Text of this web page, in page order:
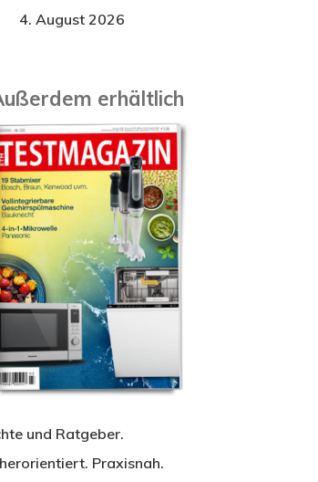
4. August 2026
erhältlich
und Ratgeber.
Praxisnah.